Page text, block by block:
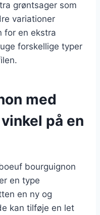
grøntsager som
variationer
for en ekstra
forskellige typer
med
på en
bourguignon
en type
en ny og
kan tilføje en let